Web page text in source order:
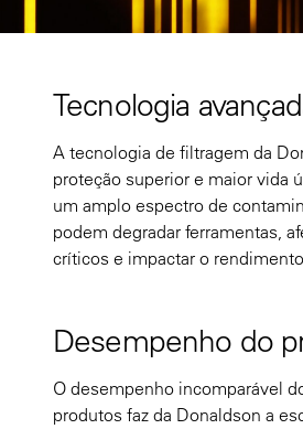
Tecnologia
A tecnologia de filtragem da
proteção superior e maior vida
um amplo espectro de
podem degradar ferramentas,
críticos e impactar o
Desempenho do
O desempenho incomparável
produtos faz da Donaldson a